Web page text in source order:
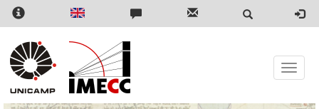
Pular
para
conteúdo
principal
Toggle